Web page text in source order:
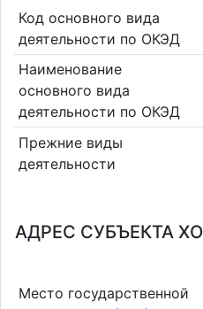
Код основного вида
деятельности по ОКЭД
Наименование
основного вида
деятельности по ОКЭД
Прежние виды
деятельности
АДРЕС СУБЪЕКТА
Место государственной